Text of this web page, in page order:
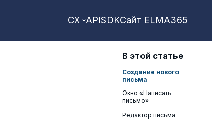
CX APISDKСайт ELMA365
В этой статье
Создание нового
письма
Окно «Написать
письмо»
Редактор письма